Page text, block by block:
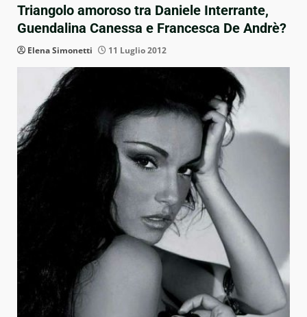
Triangolo amoroso tra Daniele Interrante,
Guendalina Canessa e Francesca De Andrè?
Elena Simonetti 11 Luglio 2012